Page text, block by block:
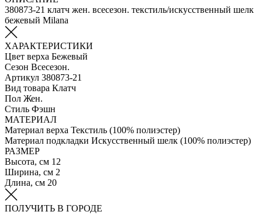
380873-21 клатч жен. всесезон. текстиль/искусственный шелк
бежевый Milana
ХАРАКТЕРИСТИКИ
Цвет верха Бежевый
Сезон Всесезон.
Артикул 380873-21
Вид товара Клатч
Пол Жен.
Стиль Фэшн
МАТЕРИАЛ
Материал верха Текстиль (100% полиэстер)
Материал подкладки Искусственный шелк (100% полиэстер)
РАЗМЕР
Высота, см 12
Ширина, см 2
Длина, см 20
ПОЛУЧИТЬ В ГОРОДЕ